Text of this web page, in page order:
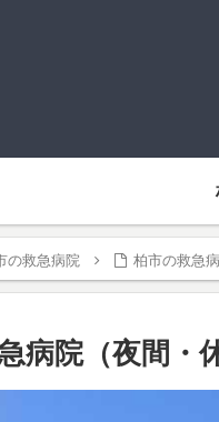
の救急病院 柏市の救急
病院（夜間